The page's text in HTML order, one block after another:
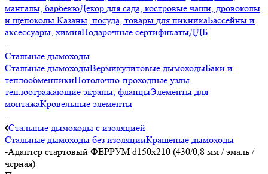
мангалы, барбекюДекор для сада, костровые чаши, дровоколы
и щепоколы Казаны, посуда, товары для пикникаБассейны и
аксессуары, химияПодарочные сертификатыДДБ
-
Стальные дымоходы
Стальные дымоходыВермикулитовые дымоходыБаки и
теплообменникиПотолочно-проходные узлы,
теплоотражающие экраны, фланцыЭлементы для
монтажаКровельные элементы
-
Стальные дымоходы с изоляцией
Стальные дымоходы без изоляцииКрашеные дымоходы
-Адаптер стартовый ФЕРРУМ d150х210 (430/0,8 мм / эмаль /
черная)